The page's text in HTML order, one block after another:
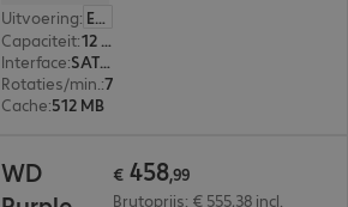
Uitvoering: Europa
Capaciteit:
12 TB
Interface:
SATA 3.0 (6 Gbit/s) 8,9 cm (3,5")
Rotaties/min. : 7.200 rpm
Cache:512 MB
WD
€ 458,99
Brutoprijs: € 555,38 incl.